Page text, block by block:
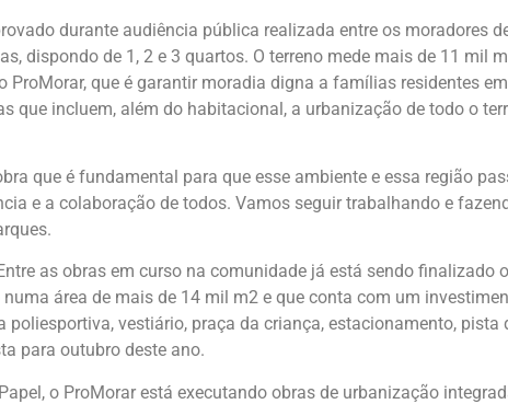
durante audiência pública realizada entre os moradores
dispondo de 1, 2 e 3 quartos. O terreno mede mais de 11 mil
que é garantir moradia digna a famílias residentes
que incluem, além do habitacional, a urbanização de todo o
que é fundamental para que esse ambiente e essa região
e a colaboração de todos. Vamos seguir trabalhando e
as obras em curso na comunidade já está sendo
área de mais de 14 mil m2 e que conta com um
vestiário, praça da criança, estacionamento, pista
para outubro deste ano.
o ProMorar está executando obras de urbanização